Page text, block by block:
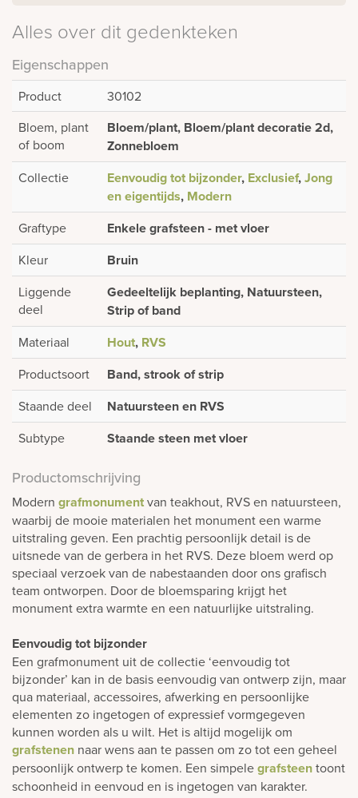
Alles over dit gedenkteken
Eigenschappen
Product
30102
Bloem, plant
of boom
Bloem/plant, Bloem/plant decoratie 2d,
Zonnebloem
Collectie Eenvoudig tot bijzonder, Exclusief,Jong
en eigentijds, Modern
Graftype Enkele grafsteen - met vloer
Kleur Bruin
Liggende
deel
Gedeeltelijk beplanting, Natuursteen,
Strip of band
Materiaal Hout, RVS
Productsoort Band, strook of strip
Staande deel Natuursteen en RVS
Subtype Staande steen met vloer
Productomschrijving
Modern grafmonumentvan teakhout, RVS en natuursteen,
waarbij de mooie materialen het monument een warme
uitstraling geven. Een prachtig persoonlijk detail is de
uitsnede van de gerbera in het RVS. Deze bloem werd op
speciaal verzoek van de nabestaanden door ons grafisch
team ontworpen. Door de bloemsparing krijgt het
monument extra warmte en een natuurlijke uitstraling.
Eenvoudig tot bijzonder
Een grafmonument uit de collectie ‘eenvoudig tot
bijzonder’ kan in de basis eenvoudig van ontwerp zijn, maar
qua materiaal, accessoires, afwerking en persoonlijke
elementen zo ingetogen of expressief vormgegeven
kunnen worden als u wilt. Het is altijd mogelijk om
grafstenen naar wens aan te passen om zo tot een geheel
persoonlijk ontwerp te komen. Een simpelegrafsteentoont
schoonheid in eenvoud en is ingetogen van karakter.